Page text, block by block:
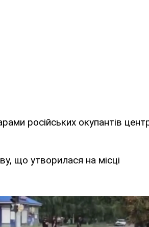
російських окупантів
що утворилася на місці